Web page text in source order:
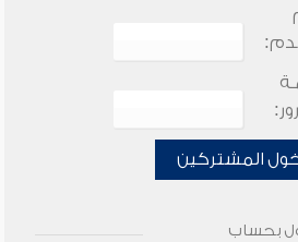
المشتركين
بحساب